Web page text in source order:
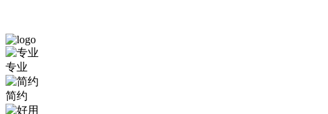
问
卷
调
零
碳
生
专业
简约